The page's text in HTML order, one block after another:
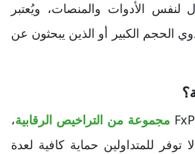
الأدوات والمنصات، ويُعتبر
الحجم الكبير أو الذين يبحثون عن
مجموعة من التراخيص الرقابية،
توفر للمتداولين حماية كافية لعدة